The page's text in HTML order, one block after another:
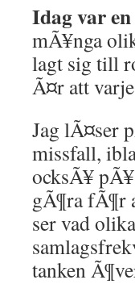
Idag var
mÃ¥nga
lagt sig till
Ã¤r att
Jag lÃ¤ser
missfall,
ocksÃ¥
gÃ¶ra fÃ¶r
ser vad
tanken